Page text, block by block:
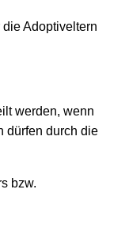
Adoptiveltern
werden, wenn
dürfen durch die
bzw.